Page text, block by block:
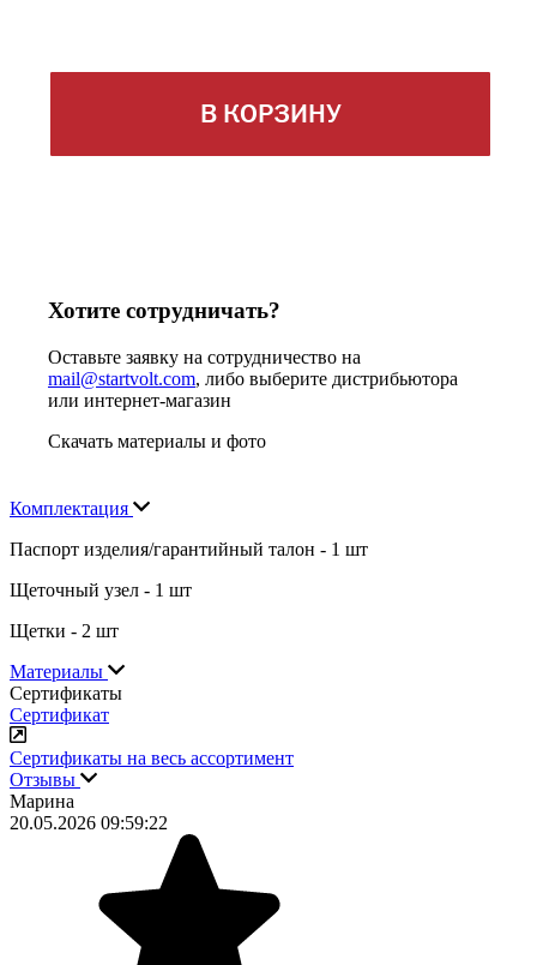
В КОРЗИНУ
Хотите сотрудничать?
Оставьте заявку на сотрудничество на
mail@startvolt.com, либо выберите дистрибьютора
или интернет-магазин
Скачать материалы и фото
Комплектация
Паспорт изделия/гарантийный талон - 1 шт
Щеточный узел - 1 шт
Щетки - 2 шт
Материалы
Сертификаты
Сертификат
Сертификаты на весь ассортимент
Отзывы
Марина
20.05.2026 09:59:22